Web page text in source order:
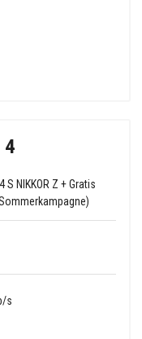
4
S NIKKOR Z + Gratis
s